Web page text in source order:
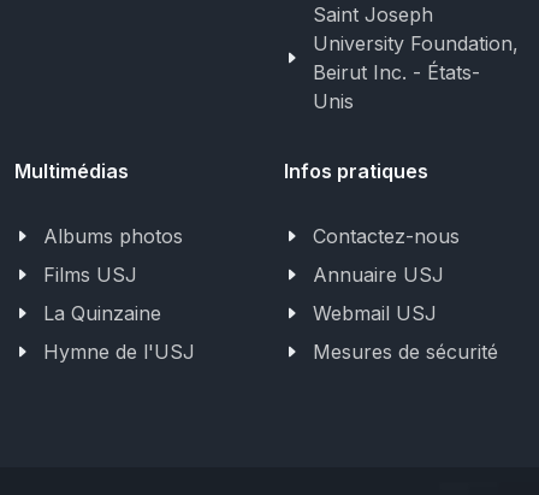
Saint Joseph
University Foundation,
Beirut Inc. - États-
Unis
Multimédias
Albums photos
Films USJ
La Quinzaine
Hymne de l'USJ
Infos pratiques
Contactez-nous
Annuaire USJ
Webmail USJ
Mesures de sécurité